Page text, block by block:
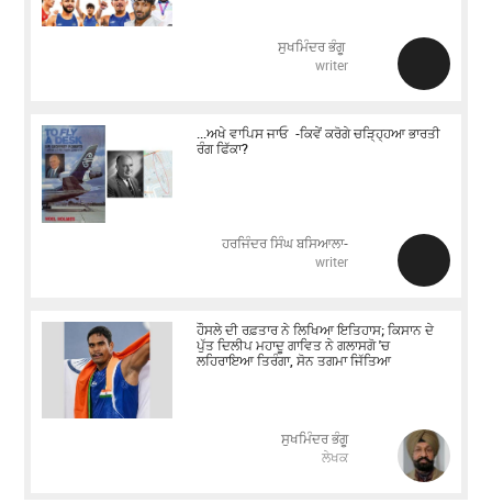
ਸੁਖਮਿੰਦਰ ਭੰਗੂ
writer
...ਅਖੇ ਵਾਪਿਸ ਜਾਓ -ਕਿਵੇਂ ਕਰੋਗੇ ਚੜਿ੍ਹ੍ਹਆ ਭਾਰਤੀ
ਰੰਗ ਫਿੱਕਾ?
ਹਰਜਿੰਦਰ ਸਿੰਘ ਬਸਿਆਲਾ-
writer
ਹੌਸਲੇ ਦੀ ਰਫ਼ਤਾਰ ਨੇ ਲਿਖਿਆ ਇਤਿਹਾਸ; ਕਿਸਾਨ ਦੇ
ਪੁੱਤ ਦਿਲੀਪ ਮਹਾਦੂ ਗਾਵਿਤ ਨੇ ਗਲਾਸਗੋ 'ਚ
ਲਹਿਰਾਇਆ ਤਿਰੰਗਾ, ਸੋਨ ਤਗਮਾ ਜਿੱਤਿਆ
ਸੁਖਮਿੰਦਰ ਭੰਗੂ
ਲੇਖਕ